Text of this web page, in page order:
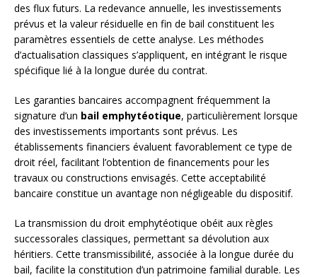
des flux futurs. La redevance annuelle, les investissements
prévus et la valeur résiduelle en fin de bail constituent les
paramètres essentiels de cette analyse. Les méthodes
d’actualisation classiques s’appliquent, en intégrant le risque
spécifique lié à la longue durée du contrat.
Les garanties bancaires accompagnent fréquemment la
signature d’un bail emphytéotique, particulièrement lorsque
des investissements importants sont prévus. Les
établissements financiers évaluent favorablement ce type de
droit réel, facilitant l’obtention de financements pour les
travaux ou constructions envisagés. Cette acceptabilité
bancaire constitue un avantage non négligeable du dispositif.
La transmission du droit emphytéotique obéit aux règles
successorales classiques, permettant sa dévolution aux
héritiers. Cette transmissibilité, associée à la longue durée du
bail, facilite la constitution d’un patrimoine familial durable. Les